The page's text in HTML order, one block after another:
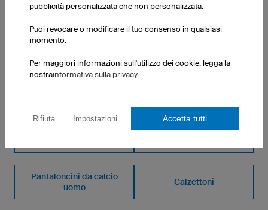
Pantaloncini da calcio
uomo
Calzettoni
pubblicità personalizzata che non personalizzata.
Puoi revocare o modificare il tuo consenso in qualsiasi
momento.
Per maggiori informazioni sull'utilizzo dei cookie, legga la
nostrainformativa sulla privacy
Rifiuta Impostazioni Accetta tutti